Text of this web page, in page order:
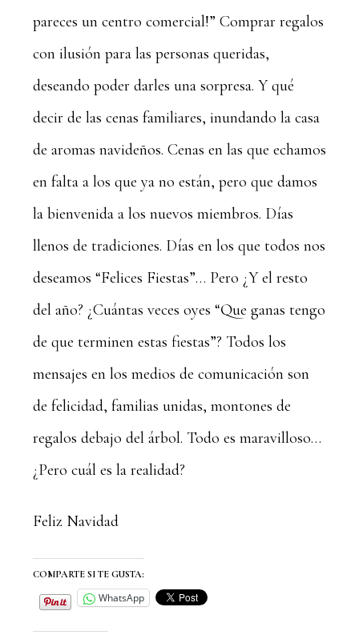
pareces un centro comercial!” Comprar regalos
con ilusión para las personas queridas,
deseando poder darles una sorpresa. Y qué
decir de las cenas familiares, inundando la casa
de aromas navideños. Cenas en las que echamos
en falta a los que ya no están, pero que damos
la bienvenida a los nuevos miembros. Días
llenos de tradiciones. Días en los que todos nos
deseamos “Felices Fiestas”… Pero ¿Y el resto
del año? ¿Cuántas veces oyes “Que ganas tengo
de que terminen estas fiestas”? Todos los
mensajes en los medios de comunicación son
de felicidad, familias unidas, montones de
regalos debajo del árbol. Todo es maravilloso…
¿Pero cuál es la realidad?
Feliz Navidad
COMPARTE SI TE GUSTA:
WhatsApp